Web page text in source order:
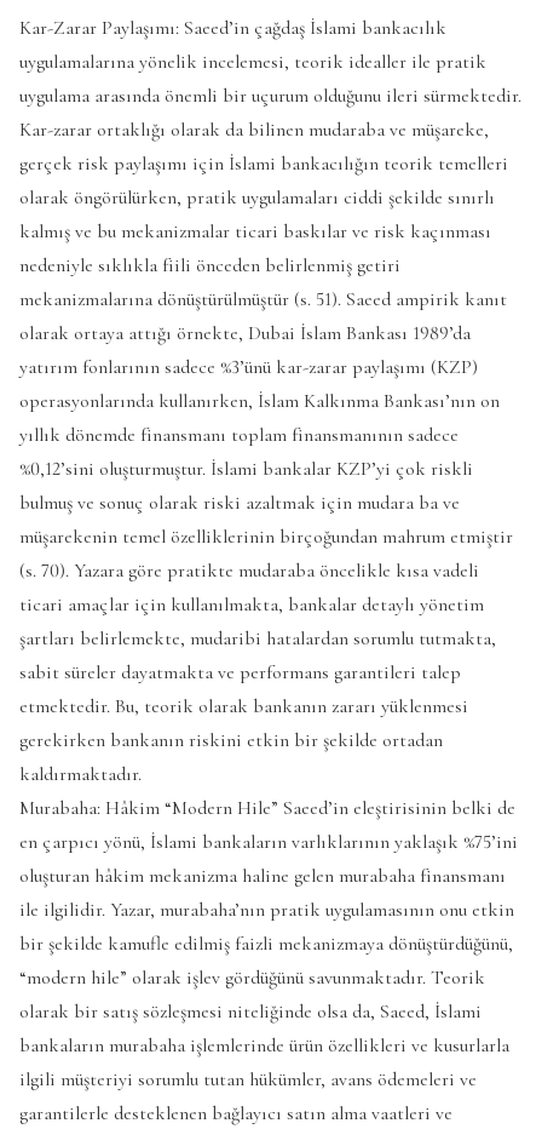
Kar-Zarar Paylaşımı: Saeed’in çağdaş İslami bankacılık
uygulamalarına yönelik incelemesi, teorik idealler ile pratik
uygulama arasında önemli bir uçurum olduğunu ileri sürmektedir.
Kar-zarar ortaklığı olarak da bilinen mudaraba ve müşareke,
gerçek risk paylaşımı için İslami bankacılığın teorik temelleri
olarak öngörülürken, pratik uygulamaları ciddi şekilde sınırlı
kalmış ve bu mekanizmalar ticari baskılar ve risk kaçınması
nedeniyle sıklıkla fiili önceden belirlenmiş getiri
mekanizmalarına dönüştürülmüştür (s. 51). Saeed ampirik kanıt
olarak ortaya attığı örnekte, Dubai İslam Bankası 1989’da
yatırım fonlarının sadece %3’ünü kar-zarar paylaşımı (KZP)
operasyonlarında kullanırken, İslam Kalkınma Bankası’nın on
yıllık dönemde finansmanı toplam finansmanının sadece
%0,12’sini oluşturmuştur. İslami bankalar KZP’yi çok riskli
bulmuş ve sonuç olarak riski azaltmak için mudara ba ve
müşarekenin temel özelliklerinin birçoğundan mahrum etmiştir
(s. 70). Yazara göre pratikte mudaraba öncelikle kısa vadeli
ticari amaçlar için kullanılmakta, bankalar detaylı yönetim
şartları belirlemekte, mudaribi hatalardan sorumlu tutmakta,
sabit süreler dayatmakta ve performans garantileri talep
etmektedir. Bu, teorik olarak bankanın zararı yüklenmesi
gerekirken bankanın riskini etkin bir şekilde ortadan
kaldırmaktadır.
Murabaha: Hâkim “Modern Hile” Saeed’in eleştirisinin belki de
en çarpıcı yönü, İslami bankaların varlıklarının yaklaşık %75’ini
oluşturan hâkim mekanizma haline gelen murabaha finansmanı
ile ilgilidir. Yazar, murabaha’nın pratik uygulamasının onu etkin
bir şekilde kamufle edilmiş faizli mekanizmaya dönüştürdüğünü,
“modern hile” olarak işlev gördüğünü savunmaktadır. Teorik
olarak bir satış sözleşmesi niteliğinde olsa da, Saeed, İslami
bankaların murabaha işlemlerinde ürün özellikleri ve kusurlarla
ilgili müşteriyi sorumlu tutan hükümler, avans ödemeleri ve
garantilerle desteklenen bağlayıcı satın alma vaatleri ve